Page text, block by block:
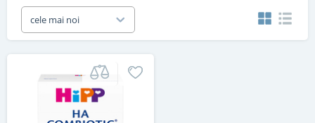
cele mai noi